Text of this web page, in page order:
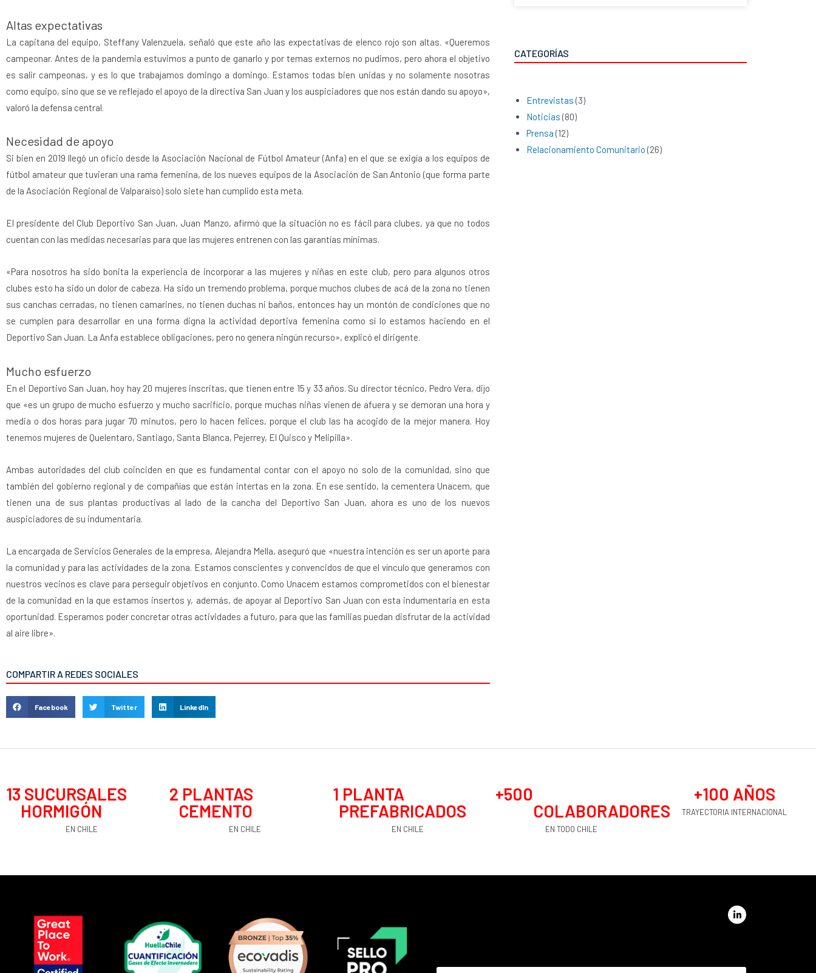
Altas expectativas
La capitana del equipo, Steffany Valenzuela, señaló que este año las expectativas de elenco rojo son altas. «Queremos
campeonar. Antes de la pandemia estuvimos a punto de ganarlo y por temas externos no pudimos, pero ahora el objetivo
es salir campeonas, y es lo que trabajamos domingo a domingo. Estamos todas bien unidas y no solamente nosotras
como equipo, sino que se ve reflejado el apoyo de la directiva San Juan y los auspiciadores que nos están dando su apoyo»,
valoró la defensa central.
Necesidad de apoyo
Si bien en 2019 llegó un oficio desde la Asociación Nacional de Fútbol Amateur (Anfa) en el que se exigía a los equipos de
fútbol amateur que tuvieran una rama femenina, de los nueves equipos de la Asociación de San Antonio (que forma parte
de la Asociación Regional de Valparaíso) solo siete han cumplido esta meta.
El presidente del Club Deportivo San Juan, Juan Manzo, afirmó que la situación no es fácil para clubes, ya que no todos
cuentan con las medidas necesarias para que las mujeres entrenen con las garantías mínimas.
«Para nosotros ha sido bonita la experiencia de incorporar a las mujeres y niñas en este club, pero para algunos otros
clubes esto ha sido un dolor de cabeza. Ha sido un tremendo problema, porque muchos clubes de acá de la zona no tienen
sus canchas cerradas, no tienen camarines, no tienen duchas ni baños, entonces hay un montón de condiciones que no
se cumplen para desarrollar en una forma digna la actividad deportiva femenina como sí lo estamos haciendo en el
Deportivo San Juan. La Anfa establece obligaciones, pero no genera ningún recurso», explicó el dirigente.
Mucho esfuerzo
En el Deportivo San Juan, hoy hay 20 mujeres inscritas, que tienen entre 15 y 33 años. Su director técnico, Pedro Vera, dijo
que «es un grupo de mucho esfuerzo y mucho sacrificio, porque muchas niñas vienen de afuera y se demoran una hora y
media o dos horas para jugar 70 minutos, pero lo hacen felices, porque el club las ha acogido de la mejor manera. Hoy
tenemos mujeres de Quelentaro, Santiago, Santa Blanca, Pejerrey, El Quisco y Melipilla».
Ambas autoridades del club coinciden en que es fundamental contar con el apoyo no solo de la comunidad, sino que
también del gobierno regional y de compañías que están intertas en la zona. En ese sentido, la cementera Unacem, que
tienen una de sus plantas productivas al lado de la cancha del Deportivo San Juan, ahora es uno de los nuevos
auspiciadores de su indumentaria.
La encargada de Servicios Generales de la empresa, Alejandra Mella, aseguró que «nuestra intención es ser un aporte para
la comunidad y para las actividades de la zona. Estamos conscientes y convencidos de que el vínculo que generamos con
nuestros vecinos es clave para perseguir objetivos en conjunto. Como Unacem estamos comprometidos con el bienestar
de la comunidad en la que estamos insertos y, además, de apoyar al Deportivo San Juan con esta indumentaria en esta
oportunidad. Esperamos poder concretar otras actividades a futuro, para que las familias puedan disfrutar de la actividad
al aire libre».
COMPARTIR A REDES SOCIALES
Facebook Twitter LinkedIn
CATEGORÍAS
Entrevistas (3)
Noticias (80)
Prensa (12)
Relacionamiento Comunitario (26)
EN CHILE
13
HORMIGÓN
EN CHILE
2
CEMENTO
EN CHILE
1
PREFABRICADOS
EN TODO CHILE
+500
COLABORADORES
TRAYECTORIA INTERNACIONAL
+100 AÑOS